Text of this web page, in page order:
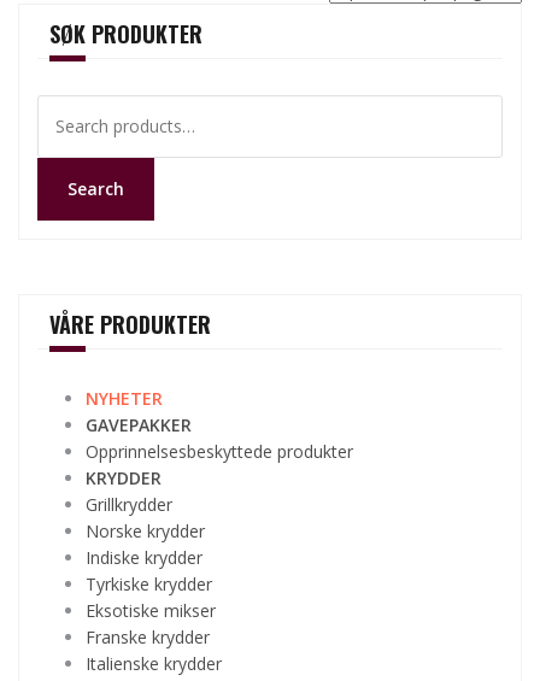
SØK PRODUKTER
for:
Search
VÅRE PRODUKTER
NYHETER
GAVEPAKKER
Opprinnelsesbeskyttede produkter
KRYDDER
Grillkrydder
Norske krydder
Indiske krydder
Tyrkiske krydder
Eksotiske mikser
Franske krydder
Italienske krydder